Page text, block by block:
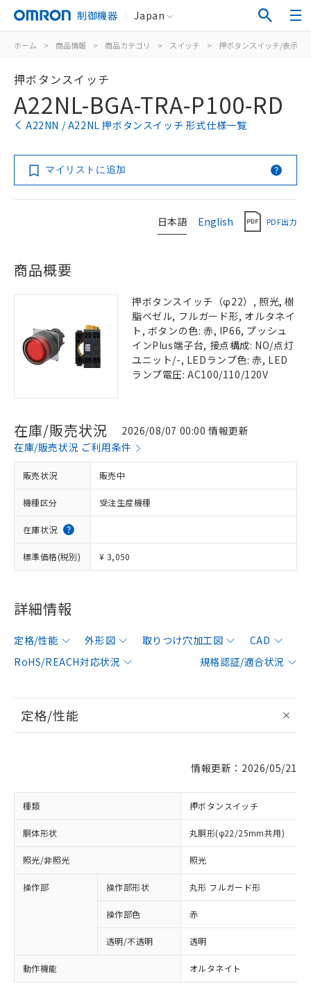
制御機器 Japan
ホーム > 商品情報 > 商品カテゴリ > スイッチ > 押ボタンスイッチ/表示灯
押ボタンスイッチ
A22NL-BGA-TRA-P100-RD
A22NN / A22NL 押ボタンスイッチ 形式仕様一覧
マイリストに追加
日本語 English PDF出力
商品概要
押ボタンスイッチ（φ22）, 照光, 樹
脂ベゼル, フルガード形, オルタネイ
ト, ボタンの色: 赤, IP66, プッシュ
インPlus端子台, 接点構成: NO/点灯
ユニット/-, LEDランプ色: 赤, LED
ランプ電圧: AC100/110/120V
在庫/販売状況
2026/08/07 00:00 情報更新
在庫/販売状況 ご利用条件
販売状況 販売中
機種区分 受注生産機種
在庫状況
標準価格(税別) ¥ 3,050
詳細情報
定格/性能 外形図 取りつけ穴加工図
CAD
RoHS/REACH対応状況
規格認証/適合状況
定格/性能
情報更新：2026/05/21
種類 押ボタンスイッチ
胴体形状 丸胴形(φ22/25mm共用)
照光/非照光 照光
操作部 操作部形状 丸形 フルガード形
操作部色 赤
透明/不透明 透明
動作機能 オルタネイト